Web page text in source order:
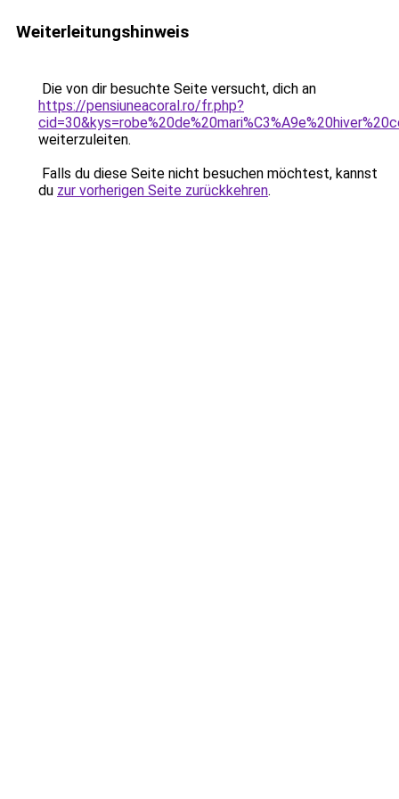
Weiterleitungshinweis
Die von dir besuchte Seite versucht, dich an
https://pensiuneacoral.ro/fr.php?
weiterzuleiten.
Falls du diese Seite nicht besuchen möchtest, kannst
du zur vorherigen Seite zurückkehren.